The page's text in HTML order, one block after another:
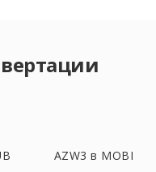
AZW3 в MOBI